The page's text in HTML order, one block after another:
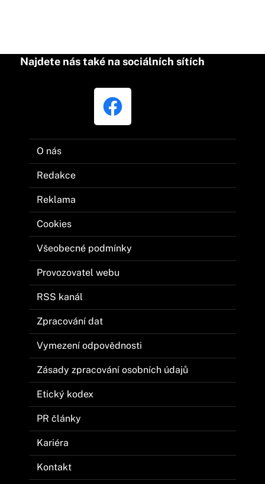
Najdete nás také na sociálních sítích
O nás
Redakce
Reklama
Cookies
Všeobecné podmínky
Provozovatel webu
RSS kanál
Zpracování dat
Vymezení odpovědnosti
Zásady zpracování osobních údajů
Etický kodex
PR články
Kariéra
Kontakt